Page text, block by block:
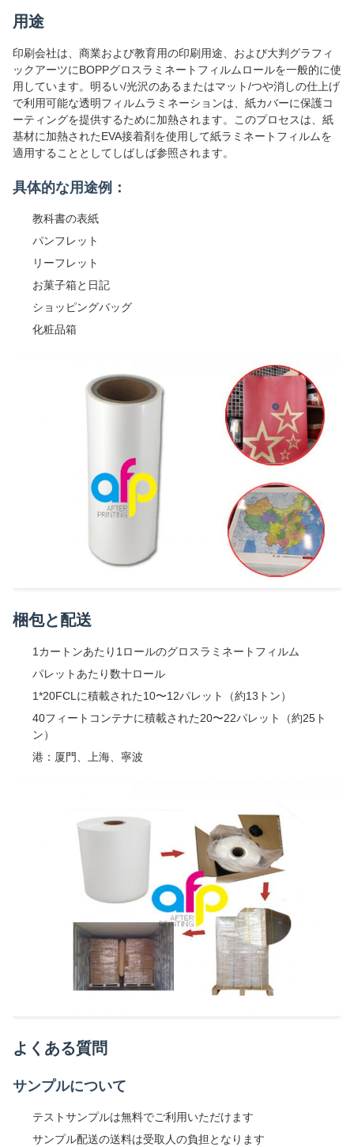
用途
印刷会社は、商業および教育用の印刷用途、および大判グラフィ
ックアーツにBOPPグロスラミネートフィルムロールを一般的に使
用しています。明るい/光沢のあるまたはマット/つや消しの仕上げ
で利用可能な透明フィルムラミネーションは、紙カバーに保護コ
ーティングを提供するために加熱されます。このプロセスは、紙
基材に加熱されたEVA接着剤を使用して紙ラミネートフィルムを
適用することとしてしばしば参照されます。
具体的な用途例：
教科書の表紙
パンフレット
リーフレット
お菓子箱と日記
ショッピングバッグ
化粧品箱
梱包と配送
1カートンあたり1ロールのグロスラミネートフィルム
パレットあたり数十ロール
1*20FCLに積載された10〜12パレット（約13トン）
40フィートコンテナに積載された20〜22パレット（約25ト
ン）
港：厦門、上海、寧波
よくある質問
サンプルについて
テストサンプルは無料でご利用いただけます
サンプル配送の送料は受取人の負担となります